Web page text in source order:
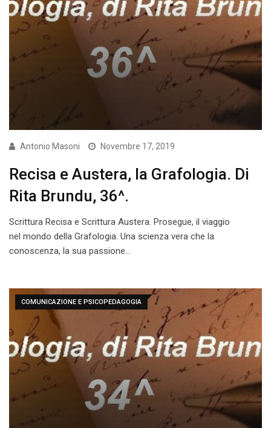
Antonio Masoni Novembre 17, 2019
Recisa e Austera, la Grafologia. Di
Rita Brundu, 36^.
Scrittura Recisa e Scrittura Austera. Prosegue, il viaggio
nel mondo della Grafologia. Una scienza vera che la
conoscenza, la sua passione…
COMUNICAZIONE E PSICOPEDAGOGIA